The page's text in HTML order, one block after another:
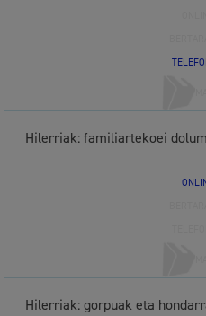
Hilerriak: familiartekoei
Hilerriak: gorpuak eta